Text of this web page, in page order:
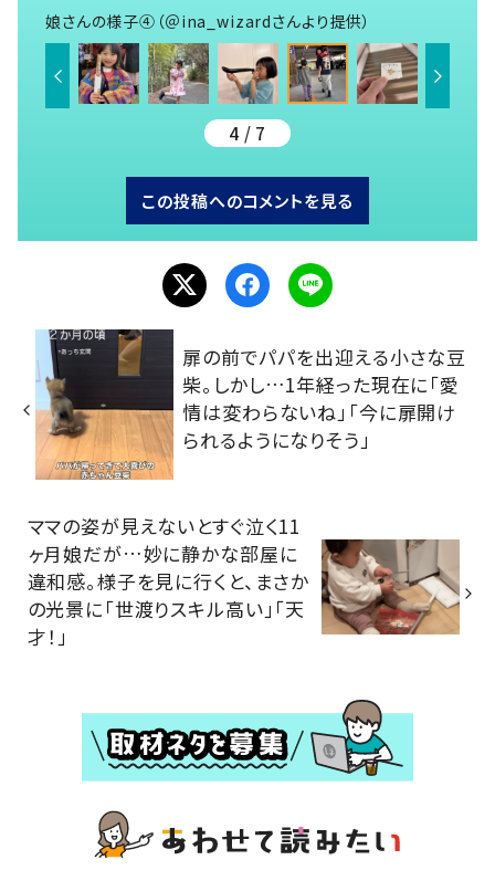
娘さんの様子④（＠ina_wizardさんより提供）
4 / 7
この投稿へのコメントを見る
扉の前でパパを出迎える小さな豆
柴。しかし…1年経った現在に「愛
情は変わらないね」「今に扉開け
られるようになりそう」
ママの姿が見えないとすぐ泣く11
ヶ月娘だが…妙に静かな部屋に
違和感。様子を見に行くと、まさか
の光景に「世渡りスキル高い」「天
才！」